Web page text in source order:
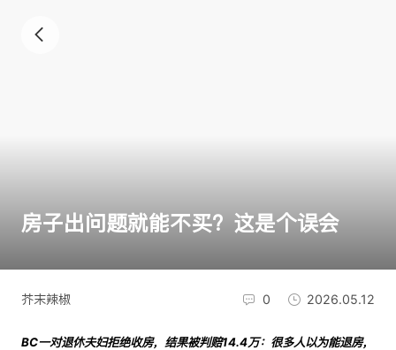
房子出问题就能不买？这是个误会
芥末辣椒 0 2026.05.12
BC一对退休夫妇拒绝收房，结果被判赔14.4万：很多人以为能退房，